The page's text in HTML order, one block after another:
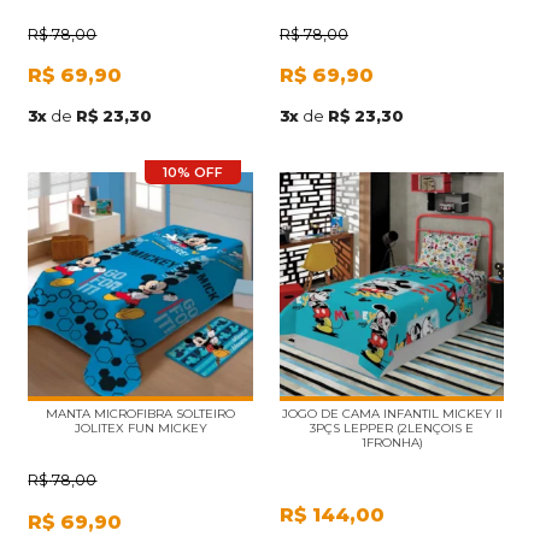
R$ 78,00
R$ 69,90
3x de R$ 23,30
R$ 78,00
R$ 69,90
3x de R$ 23,30
10% OFF
MANTA MICROFIBRA SOLTEIRO
JOLITEX FUN MICKEY
R$ 78,00
R$ 69,90
JOGO DE CAMA INFANTIL MICKEY II
3PÇS LEPPER (2LENÇOIS E
1FRONHA)
R$ 144,00